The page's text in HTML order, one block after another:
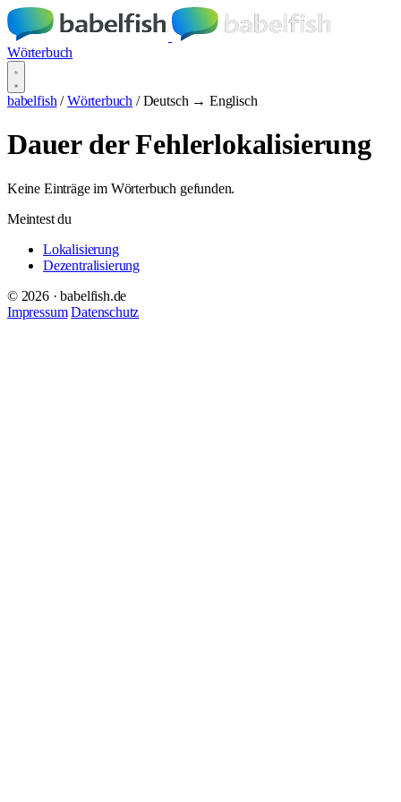
Wörterbuch
babelfish / Wörterbuch / Deutsch → Englisch
Dauer der Fehlerlokalisierung
Keine Einträge im Wörterbuch gefunden.
Meintest du
Lokalisierung
Dezentralisierung
© 2026 · babelfish.de
Impressum Datenschutz